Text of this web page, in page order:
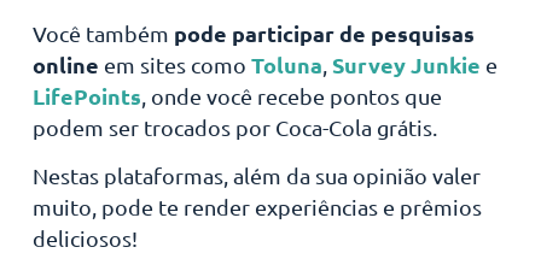
Você também pode participar de pesquisas
online em sites como Toluna Survey Junkie e
LifePoints , onde você recebe pontos que
podem ser trocados por Coca-Cola grátis.
Nestas plataformas, além da sua opinião valer
muito, pode te render experiências e prêmios
deliciosos!